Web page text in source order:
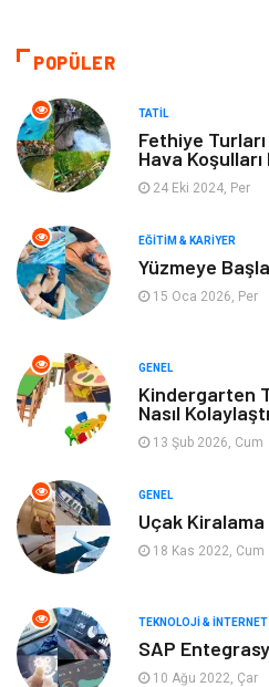
Dekorasyon
Tatil
Alışveriş
Metal
Yeme & İçme
Ev İşleri
Organizasyon
Astroloji
Mobilya
Bebek Giyim
POPÜLER
TATIL
Fethiye
Hava
24 Eki 2024, Per
EĞITIM & KARIYER
Yüzmeye
15 Oca 2026, Per
GENEL
Kindergarten
Nasıl
13 Şub 2026, Cum
GENEL
Uçak Kiralama
18 Kas 2022, Cum
TEKNOLOJI & İNTERNET
SAP
10 Ağu 2022, Çar